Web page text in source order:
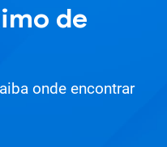
de
onde encontrar